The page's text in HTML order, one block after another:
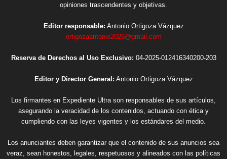
opiniones trascendentes y objetivas.
Editor responsable: Antonio Ortigoza Vázquez
ortigozaantonio2026@gmail.com
Reserva de Derechos al Uso Exclusivo: 04-2025-012416340200-203
Editor y Director General: Antonio Ortigoza Vázquez
Los firmantes en Expediente Ultra son responsables de sus artículos,
asegurando la veracidad de los contenidos, actuando con ética y
cumpliendo con las leyes vigentes y los estándares del medio.
Los anunciantes deben garantizar que el contenido de sus anuncios sea
veraz, sean honestos, legales, respetuosos y alineados con las políticas